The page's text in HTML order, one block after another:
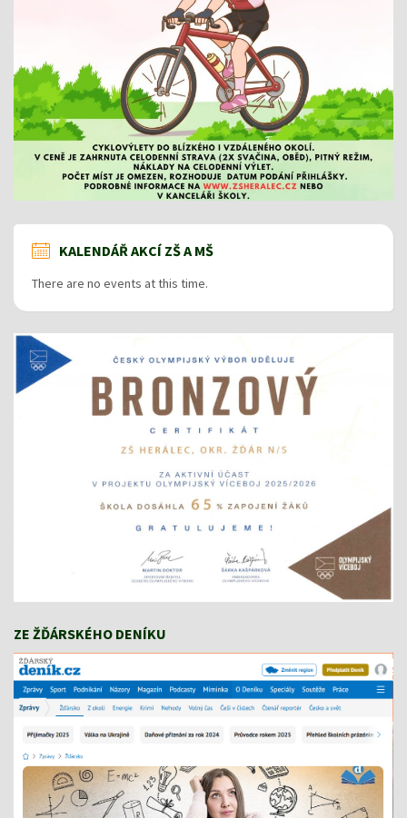
KALENDÁŘ AKCÍ ZŠ A MŠ
There are no events at this time.
ZE ŽĎÁRSKÉHO DENÍKU